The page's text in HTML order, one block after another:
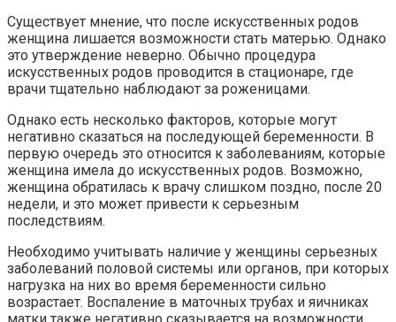
Существует мнение, что после искусственных родов
женщина лишается возможности стать матерью. Однако
это утверждение неверно. Обычно процедура
искусственных родов проводится в стационаре, где
врачи тщательно наблюдают за роженицами.
Однако есть несколько факторов, которые могут
негативно сказаться на последующей беременности. В
первую очередь это относится к заболеваниям, которые
женщина имела до искусственных родов. Возможно,
женщина обратилась к врачу слишком поздно, после 20
недели, и это может привести к серьезным
последствиям.
Необходимо учитывать наличие у женщины серьезных
заболеваний половой системы или органов, при которых
нагрузка на них во время беременности сильно
возрастает. Воспаление в маточных трубах и яичниках